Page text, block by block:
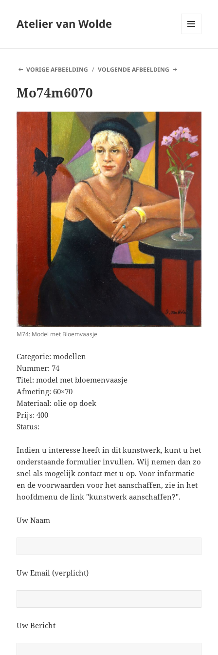
Atelier van Wolde
VORIGE AFBEELDING
VOLGENDE AFBEELDING
Mo74m6070
M74: Model met Bloemvaasje
Categorie: modellen
Nummer: 74
Titel: model met bloemenvaasje
Afmeting: 60×70
Materiaal: olie op doek
Prijs: 400
Status:
Indien u interesse heeft in dit kunstwerk, kunt u het
onderstaande formulier invullen. Wij nemen dan zo
snel als mogelijk contact met u op. Voor informatie
en de voorwaarden voor het aanschaffen, zie in het
hoofdmenu de link "kunstwerk aanschaffen?".
Uw Naam
Uw Email (verplicht)
Uw Bericht